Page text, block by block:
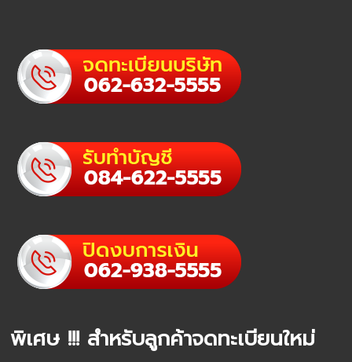
พิเศษ !!! สำหรับลูกค้าจดทะเบียนใหม่